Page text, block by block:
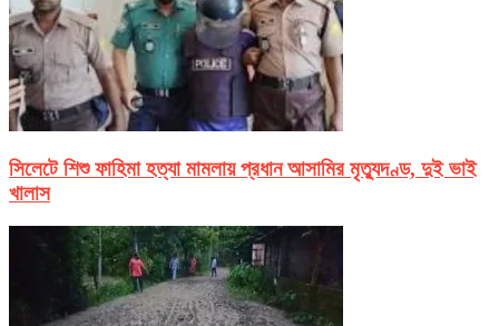
সিলেটে শিশু ফাহিমা হত্যা মামলায় প্রধান আসামির মৃত্যুদণ্ড, দুই ভাই
খালাস